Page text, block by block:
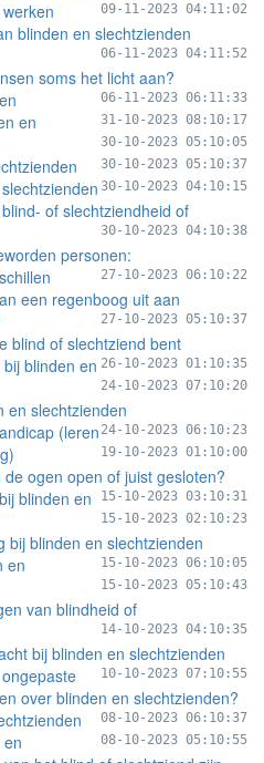
09-11-2023 04:11:02
blinden en slechtzienden
06-11-2023 04:11:52
soms het licht aan?
06-11-2023 06:11:33
31-10-2023 08:10:17
en
30-10-2023 05:10:05
30-10-2023 05:10:37
30-10-2023 04:10:15
of slechtziendheid of
30-10-2023 04:10:38
personen:
27-10-2023 06:10:22
een regenboog uit aan
27-10-2023 05:10:37
blind of slechtziend bent
26-10-2023 01:10:35
blinden en
24-10-2023 07:10:20
en slechtzienden
24-10-2023 06:10:23
(leren
19-10-2023 01:10:00
ogen open of juist gesloten?
15-10-2023 03:10:31
blinden en
15-10-2023 02:10:23
bij blinden en slechtzienden
15-10-2023 06:10:05
en
15-10-2023 05:10:43
van blindheid of
14-10-2023 04:10:35
bij blinden en slechtzienden
10-10-2023 07:10:55
over blinden en slechtzienden?
08-10-2023 06:10:37
08-10-2023 05:10:55